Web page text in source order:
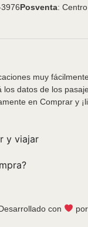
Posventa:
muy
datos de los
en Comprar y
y viajar
con por